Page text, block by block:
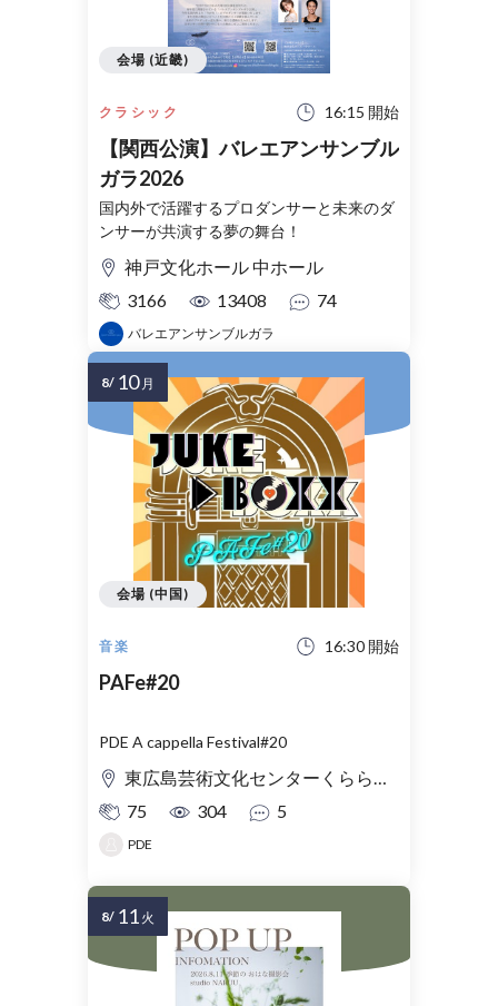
クラシック 16:15 開始
【関西公演】バレエアンサンブル
ガラ2026
国内外で活躍するプロダンサーと未来のダ
ンサーが共演する夢の舞台！
神戸文化ホール 中ホール
3166
13408 74
バレエアンサンブルガラ
会場 (近畿)
音楽 16:30 開始
PAFe#20
PDE A cappella Festival#20
東広島芸術文化センターくらら 小ホール
75
304 5
PDE
会場 (中国)
8/ 10 月
8/ 11 火